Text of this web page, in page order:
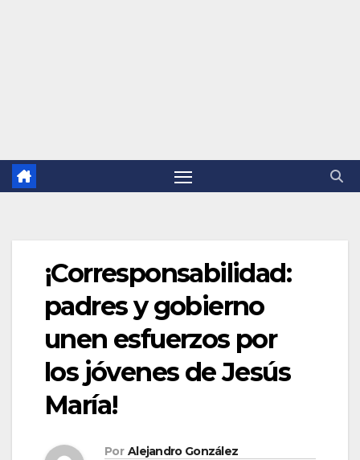
¡Corresponsabilidad:
padres y gobierno
unen esfuerzos por
los jóvenes de Jesús
María!
Por Alejandro González